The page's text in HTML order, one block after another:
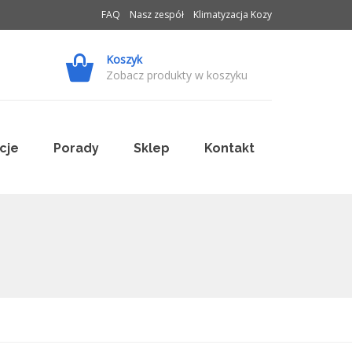
Klimatyzacja Kozy
Nasz zespół
FAQ
Koszyk
Zobacz produkty w koszyku
Porady Sklep Kontakt